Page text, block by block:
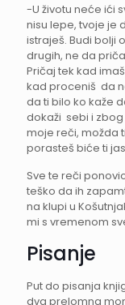
-U životu neće ići
nisu lepe, tvoje je
istraješ. Budi bolji
drugih, ne da
Pričaj tek kad
kad proceniš da
da ti bilo ko kaže
dokaži sebi i
moje reči, možda
porasteš biće ti
Sve te reči
teško da ih
na klupi u
mi s vremenom
Pisanje
Put do pisanja
dva prelomna